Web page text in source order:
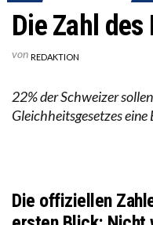
Die Zahl des
von REDAKTION
22% der Schweizer
Gleichheitsgesetzes
Die offiziellen